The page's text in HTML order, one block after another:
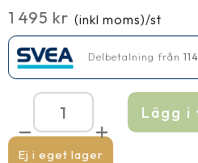
1 495 kr (inkl moms)/st
Delbetalning från 114
Ej i eget lager
Förlängningsslang
PondoVac
5
mängd
Lägg i